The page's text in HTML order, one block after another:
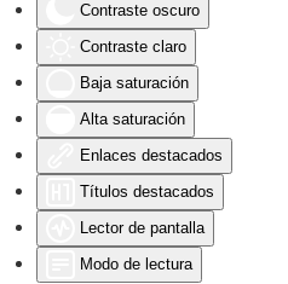
Contraste oscuro
Contraste claro
Baja saturación
Alta saturación
Enlaces destacados
Títulos destacados
Lector de pantalla
Modo de lectura